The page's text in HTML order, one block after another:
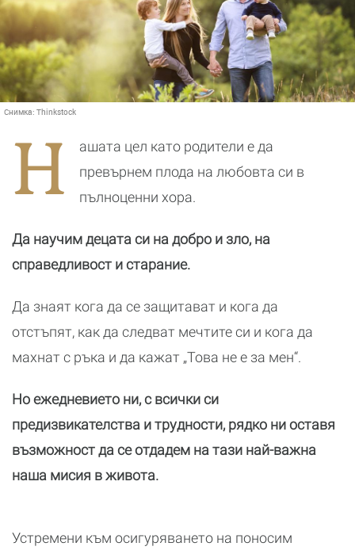
Снимка: Thinkstock
Н
ашата цел като родители е да
превърнем плода на любовта си в
пълноценни хора.
Да научим децата си на добро и зло, на
справедливост и старание.
Да знаят кога да се защитават и кога да
отстъпят, как да следват мечтите си и кога да
махнат с ръка и да кажат „Това не е за мен“.
Но ежедневието ни, с всички си
предизвикателства и трудности, рядко ни оставя
възможност да се отдадем на тази най-важна
наша мисия в живота.
Устремени към осигуряването на поносим